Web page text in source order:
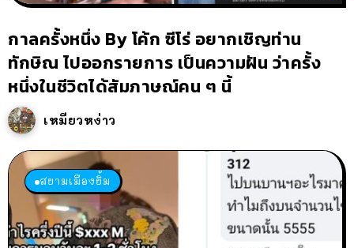
กาลครั้งหนึ่ง By โค้ก ซีโร่ อยากเชิญท่าน
ทักษิณ ไปออกรายการ เป็นความฝัน ว่าครั้ง
หนึ่งในชีวิตได้สัมภาษณ์คน ๆ นี้
เหมียวหง่าว
สยามเมืองยิ้ม